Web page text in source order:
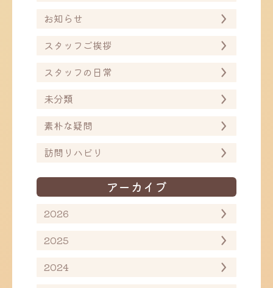
お知らせ
スタッフご挨拶
スタッフの日常
未分類
素朴な疑問
訪問リハビリ
アーカイブ
2026
2025
2024